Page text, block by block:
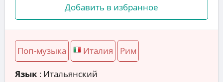
Добавить в избранное
Поп-музыка Италия Рим
Язык : Итальянский